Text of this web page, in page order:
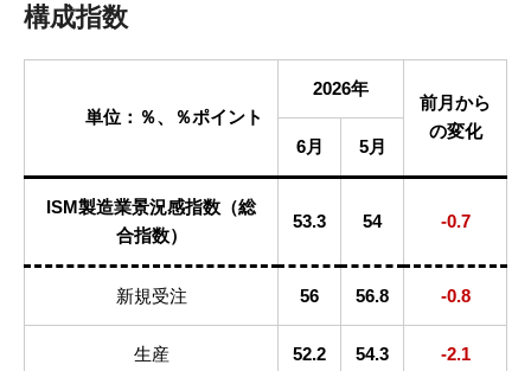
構成指数
単位：％、％ポイント
2026年
前月から
の変化
6月 5月
ISM製造業景況感指数（総
合指数）
53.3 54 -0.7
新規受注 56 56.8 -0.8
生産 52.2 54.3 -2.1